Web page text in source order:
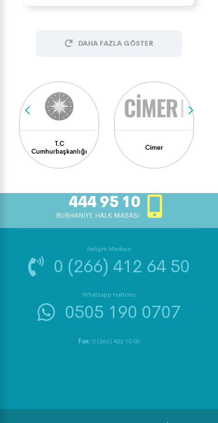
DAHA FAZLA GÖSTER
T.C
Cumhurbaşkanlığı
Cimer
444 95 10
BURHANİYE HALK MASASI
İletişim Merkezi
0 (266) 412 64 50
Whatsapp Hattımız
0505 190 0707
Fax: 0 (266) 422 10 06